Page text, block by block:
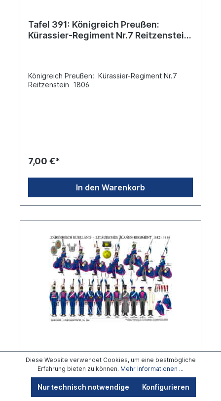
Tafel 391: Königreich Preußen:
Kürassier-Regiment Nr.7 Reitzenstein
Königreich Preußen: Kürassier-Regiment Nr.7
Reitzenstein 1806
7,00 €*
In den Warenkorb
Tafel 390: Zarenreich Russland:
Litauisches Ulanen-Regiment 1812-
1814
Diese Website verwendet Cookies, um eine bestmögliche
Erfahrung bieten zu können. Mehr Informationen ...
Nur technisch notwendige Konfigurieren